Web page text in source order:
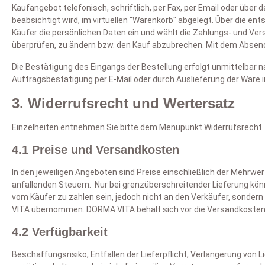
Zubehör
Daunen und Naturhaar Waschservice
Spannbettlaken
Kaufangebot telefonisch, schriftlich, per Fax, per Email oder über
beabsichtigt wird, im virtuellen "Warenkorb" abgelegt. Über die
Käufer die persönlichen Daten ein und wählt die Zahlungs- und
überprüfen, zu ändern bzw. den Kauf abzubrechen. Mit dem
Die Bestätigung des Eingangs der Bestellung erfolgt unmittelbar
Auftragsbestätigung per E-Mail oder durch Auslieferung der Ware
3. Widerrufsrecht und Wertersatz
Einzelheiten entnehmen Sie bitte dem Menüpunkt Widerrufsrecht.
4.1 Preise und Versandkosten
In den jeweiligen Angeboten sind Preise einschließlich der
anfallenden Steuern. Nur bei grenzüberschreitender Lieferung
vom Käufer zu zahlen sein, jedoch nicht an den Verkäufer,
VITA übernommen. DORMA VITA behält sich vor die
4.2 Verfügbarkeit
Beschaffungsrisiko; Entfallen der Lieferpflicht; Verlängerung von